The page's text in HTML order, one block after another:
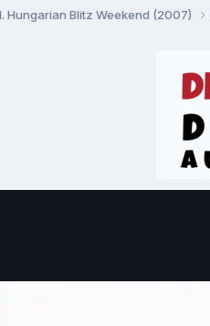
Hungarian Blitz Weekend (2007)